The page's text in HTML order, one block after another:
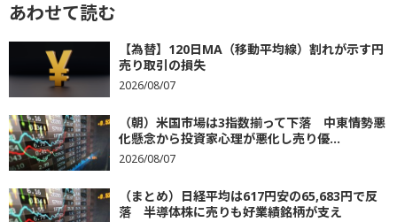
あわせて読む
【為替】120日MA（移動平均線）割れが示す円
売り取引の損失
2026/08/07
（朝）米国市場は3指数揃って下落 中東情勢悪
化懸念から投資家心理が悪化し売り優...
2026/08/07
（まとめ）日経平均は617円安の65,683円で反
落 半導体株に売りも好業績銘柄が支え